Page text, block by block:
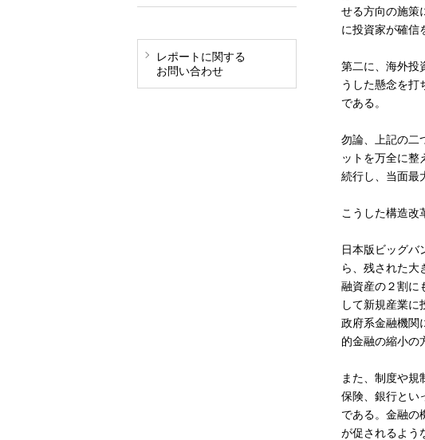
せる方向の施策
に投資家が確信
第二に、海外投
うした懸念を打
である。
勿論、上記の二
ットを万全に整
続行し、当面最
こうした構造改
日本版ビッグバ
ら、残された大
融資産の２割に
して新規産業
政府系金融機関
的金融の縮小の
また、制度や規
保険、銀行とい
である。金融の
が促されるよう
レポートに関する
お問い合わせ